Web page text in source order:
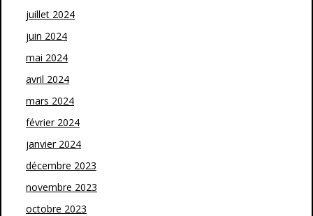
juillet 2024
juin 2024
mai 2024
avril 2024
mars 2024
février 2024
janvier 2024
décembre 2023
novembre 2023
octobre 2023